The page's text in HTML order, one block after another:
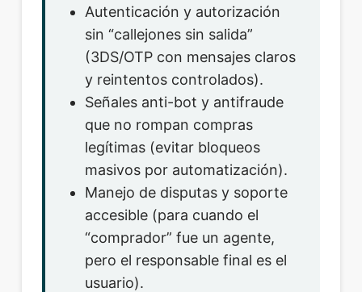
Autenticación y autorización
sin “callejones sin salida”
(3DS/OTP con mensajes claros
y reintentos controlados).
Señales anti-bot y antifraude
que no rompan compras
legítimas (evitar bloqueos
masivos por automatización).
Manejo de disputas y soporte
accesible (para cuando el
“comprador” fue un agente,
pero el responsable final es el
usuario).